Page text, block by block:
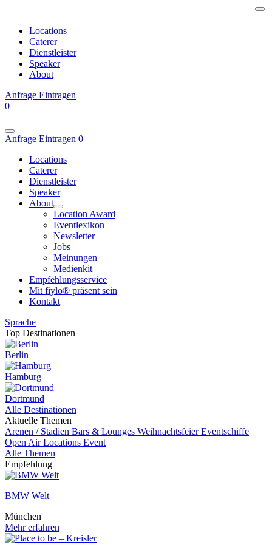
Locations
Caterer
Dienstleister
Speaker
About
Anfrage Eintragen
0
Anfrage Eintragen 0
Locations
Caterer
Dienstleister
Speaker
About
Location Award
Eventlexikon
Newsletter
Jobs
Meinungen
Medienkit
Empfehlungsservice
Mit fiylo® präsent sein
Kontakt
Sprache
Top Destinationen
Berlin
Hamburg
Dortmund
Alle Destinationen
Aktuelle Themen
Arenen / Stadien Bars & Lounges WeihnachtsfeierEventschiffe
Open Air Locations Event
Alle Themen
Empfehlung
BMW Welt
München
Mehr erfahren